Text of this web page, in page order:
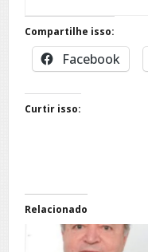
Compartilhe isso:
Facebook
Curtir isso:
Relacionado